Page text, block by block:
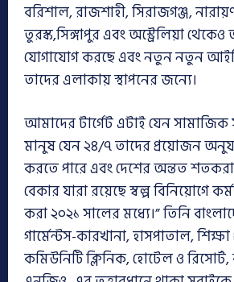
বরিশাল, রাজশাহী, সিরাজগঞ্জ,
তুরস্ক,সিঙ্গাপুর এবং অস্ট্রেলিয়া
যোগাযোগ করছে এবং নতুন নতুন
তাদের এলাকায় স্থাপনের জন্যে।
আমাদের টার্গেট এটাই যেন
মানুষ যেন ২৪/৭ তাদের প্রয়োজন
করতে পারে এবং দেশের অন্তত
বেকার যারা রয়েছে স্বল্প বিনিয়োগে
করা ২০২১ সালের মধ্যে।” তিনি
গার্মেন্টস-কারখানা, হাসপাতাল, শিক্ষা
কমিউনিটি ক্লিনিক, হোটেল ও রিসোর্ট,